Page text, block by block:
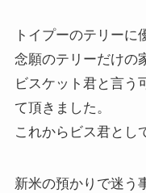
トイプーのテリー
念願のテリーだけの
ビスケット君と言う
て頂きました。
これからビス君とし
新米の預かりで迷う